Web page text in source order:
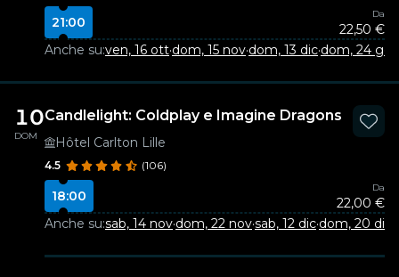
21:00
Da
22,50 €
Anche su:ven, 16 ott·dom, 15 nov·dom, 13 dic·dom, 24 gen
10
DOM
Candlelight: Coldplay e Imagine Dragons
Hôtel Carlton Lille
4.5 (106)
18:00
Da
22,00 €
Anche su:sab, 14 nov·dom, 22 nov·sab, 12 dic·dom, 20 dic